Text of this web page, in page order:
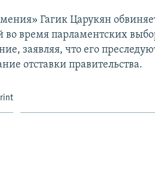
Гагик Царукян
время парламентских
заявляя, что его
отставки правительства.